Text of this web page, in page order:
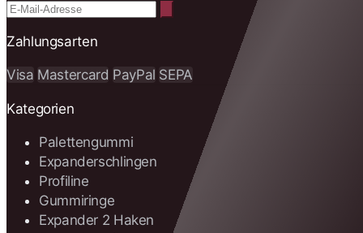
Zahlungsarten
Visa Mastercard PayPal SEPA
Kategorien
Palettengummi
Expanderschlingen
Profiline
Gummiringe
Expander 2 Haken